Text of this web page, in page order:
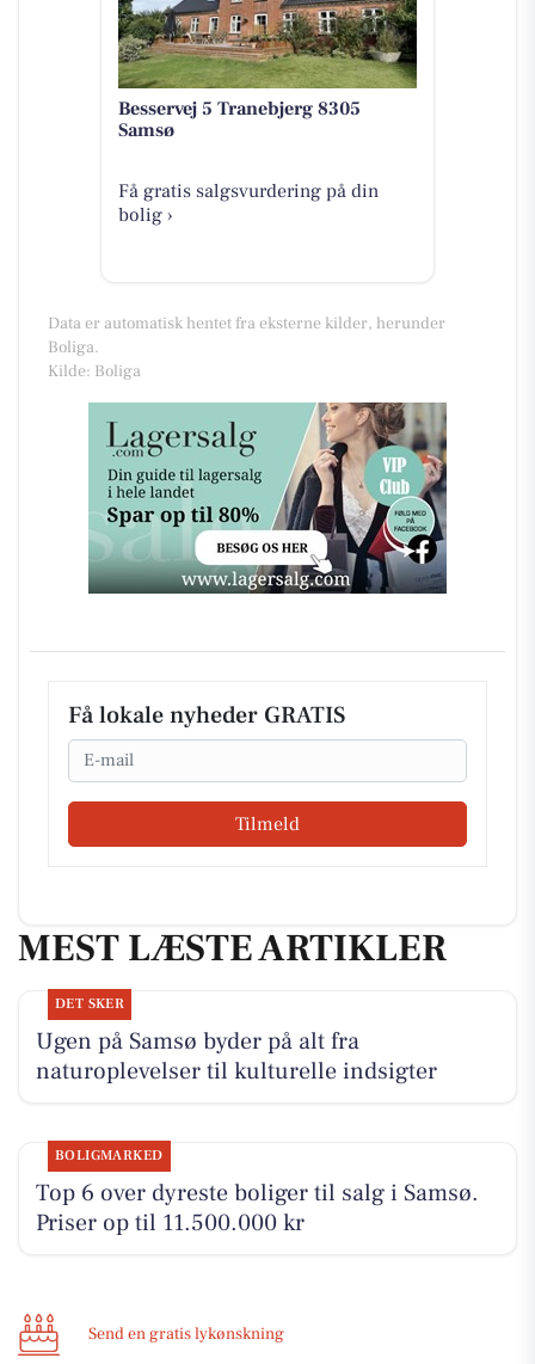
Besservej 5 Tranebjerg 8305
Samsø
Få gratis salgsvurdering på din
bolig ›
Data er automatisk hentet fra eksterne kilder, herunder
Boliga.
Kilde: Boliga
Få lokale nyheder GRATIS
Email
Tilmeld
MEST LÆSTE ARTIKLER
DET SKER
Ugen på Samsø byder på alt fra
naturoplevelser til kulturelle indsigter
BOLIGMARKED
Top 6 over dyreste boliger til salg i Samsø.
Priser op til 11.500.000 kr
Send en gratis lykønskning